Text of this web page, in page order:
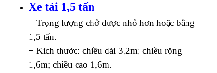
Xe tải 1,5 tấn
+ Trọng lượng chở được nhỏ hơn hoặc bằng
1,5 tấn.
+ Kích thước: chiều dài 3,2m; chiều rộng
1,6m; chiều cao 1,6m.